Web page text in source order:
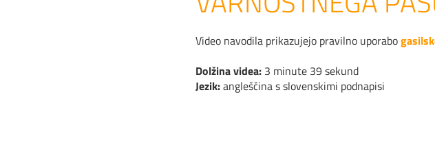
Video navodila prikazujejo pravilno uporabo
Dolžina videa:3 minute 39 sekund
Jezik:angleščina s slovenskimi podnapisi